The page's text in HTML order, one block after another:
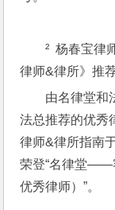
²  杨春宝
律师&律所》推
由名律堂和
法总推荐的优秀
律师&律所指南
荣登“名律堂——
优秀律师）”。